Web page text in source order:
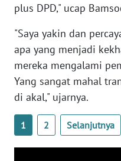
plus DPD," ucap
"Saya yakin dan
apa yang menjadi
mereka mengalami
Yang sangat mahal
di akal," ujarnya.
1 2 Selanjutnya
WN
WN
SERAMBI
WN
JAMBI